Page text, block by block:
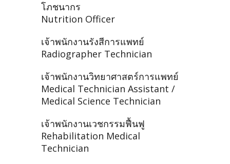
โภชนากร
Nutrition Officer
เจ้าพนักงานรังสีการแพทย์
Radiographer Technician
เจ้าพนักงานวิทยาศาสตร์การแพทย์
Medical Technician Assistant /
Medical Science Technician
เจ้าพนักงานเวชกรรมฟื้นฟู
Rehabilitation Medical
Technician